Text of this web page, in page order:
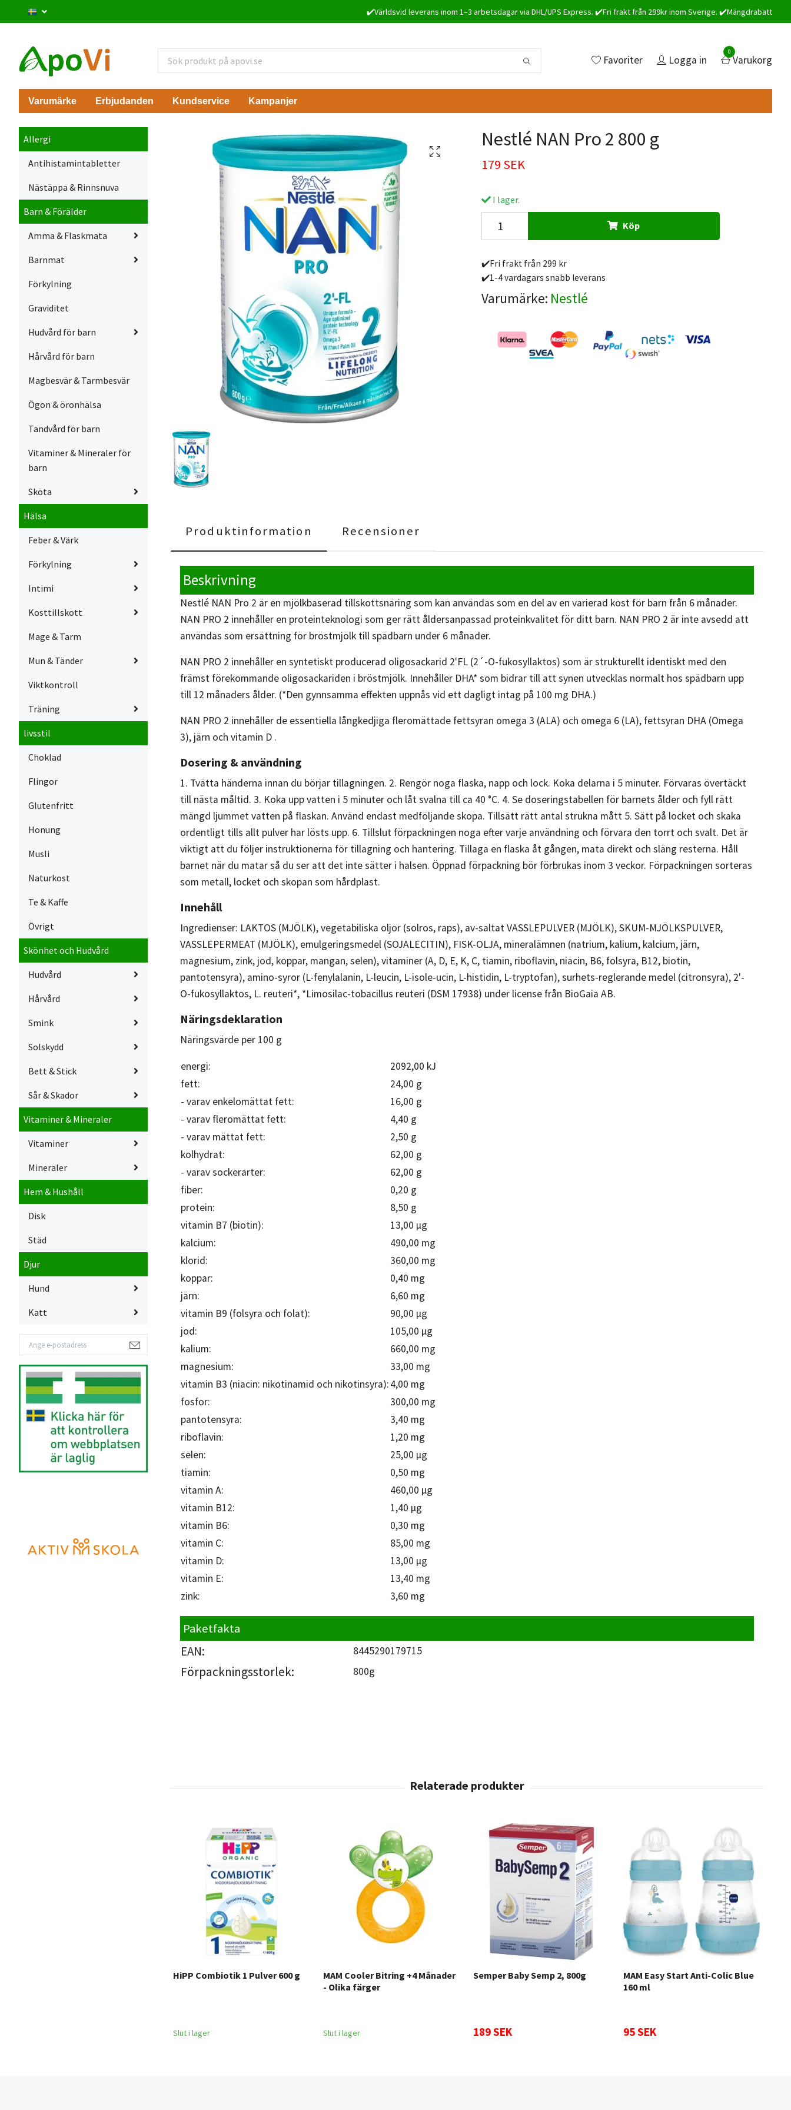
✔️Världsvid leverans inom 1–3 arbetsdagar via DHL/UPS Express. ✔️Fri frakt från 299kr inom Sverige. ✔️Mängdrabatt
Favoriter Logga in
0
Varukorg
Varumärke Erbjudanden Kundservice Kampanjer
Allergi
Antihistamintabletter
Nästäppa & Rinnsnuva
Barn & Förälder
Amma & Flaskmata
Barnmat
Förkylning
Graviditet
Hudvård för barn
Hårvård för barn
Magbesvär & Tarmbesvär
Ögon & öronhälsa
Tandvård för barn
Vitaminer & Mineraler för
barn
Sköta
Hälsa
Feber & Värk
Förkylning
Intimi
Kosttillskott
Mage & Tarm
Mun & Tänder
Viktkontroll
Träning
livsstil
Choklad
Flingor
Glutenfritt
Honung
Musli
Naturkost
Te & Kaffe
Övrigt
Skönhet och Hudvård
Hudvård
Hårvård
Smink
Solskydd
Bett & Stick
Sår & Skador
Vitaminer & Mineraler
Vitaminer
Mineraler
Hem & Hushåll
Disk
Städ
Djur
Hund
Katt
Nestlé NAN Pro 2 800 g
179 SEK
I lager.
Köp
✔️Fri frakt från 299 kr
✔️1-4 vardagars snabb leverans
Varumärke: Nestlé
Produktinformation Recensioner
Beskrivning
Nestlé NAN Pro 2 är en mjölkbaserad tillskottsnäring som kan användas som en del av en varierad kost för barn från 6 månader.
NAN PRO 2 innehåller en proteinteknologi som ger rätt åldersanpassad proteinkvalitet för ditt barn. NAN PRO 2 är inte avsedd att
användas som ersättning för bröstmjölk till spädbarn under 6 månader.
NAN PRO 2 innehåller en syntetiskt producerad oligosackarid 2'FL (2´-O-fukosyllaktos) som är strukturellt identiskt med den
främst förekommande oligosackariden i bröstmjölk. Innehåller DHA* som bidrar till att synen utvecklas normalt hos spädbarn upp
till 12 månaders ålder. (*Den gynnsamma effekten uppnås vid ett dagligt intag på 100 mg DHA.)
NAN PRO 2 innehåller de essentiella långkedjiga fleromättade fettsyran omega 3 (ALA) och omega 6 (LA), fettsyran DHA (Omega
3), järn och vitamin D .
Dosering & användning
1. Tvätta händerna innan du börjar tillagningen. 2. Rengör noga flaska, napp och lock. Koka delarna i 5 minuter. Förvaras övertäckt
till nästa måltid. 3. Koka upp vatten i 5 minuter och låt svalna till ca 40 °C. 4. Se doseringstabellen för barnets ålder och fyll rätt
mängd ljummet vatten på flaskan. Använd endast medföljande skopa. Tillsätt rätt antal strukna mått 5. Sätt på locket och skaka
ordentligt tills allt pulver har lösts upp. 6. Tillslut förpackningen noga efter varje användning och förvara den torrt och svalt. Det är
viktigt att du följer instruktionerna för tillagning och hantering. Tillaga en flaska åt gången, mata direkt och släng resterna. Håll
barnet när du matar så du ser att det inte sätter i halsen. Öppnad förpackning bör förbrukas inom 3 veckor. Förpackningen sorteras
som metall, locket och skopan som hårdplast.
Innehåll
Ingredienser: LAKTOS (MJÖLK), vegetabiliska oljor (solros, raps), av-saltat VASSLEPULVER (MJÖLK), SKUM-MJÖLKSPULVER,
VASSLEPERMEAT (MJÖLK), emulgeringsmedel (SOJALECITIN), FISK-OLJA, mineralämnen (natrium, kalium, kalcium, järn,
magnesium, zink, jod, koppar, mangan, selen), vitaminer (A, D, E, K, C, tiamin, riboflavin, niacin, B6, folsyra, B12, biotin,
pantotensyra), amino-syror (L-fenylalanin, L-leucin, L-isole-ucin, L-histidin, L-tryptofan), surhets-reglerande medel (citronsyra), 2'-
O-fukosyllaktos, L. reuteri*, *Limosilac-tobacillus reuteri (DSM 17938) under license från BioGaia AB.
Näringsdeklaration
Näringsvärde per 100 g
energi:
2092,00 kJ
fett:
24,00 g
- varav enkelomättat fett:
16,00 g
- varav fleromättat fett:
4,40 g
- varav mättat fett:
2,50 g
kolhydrat:
62,00 g
- varav sockerarter:
62,00 g
fiber:
0,20 g
protein:
8,50 g
vitamin B7 (biotin):
13,00 µg
kalcium:
490,00 mg
klorid:
360,00 mg
koppar:
0,40 mg
järn:
6,60 mg
vitamin B9 (folsyra och folat):
90,00 µg
jod:
105,00 µg
kalium:
660,00 mg
magnesium:
33,00 mg
vitamin B3 (niacin: nikotinamid och nikotinsyra):4,00 mg
fosfor:
300,00 mg
pantotensyra:
3,40 mg
riboflavin:
1,20 mg
selen:
25,00 µg
tiamin:
0,50 mg
vitamin A:
460,00 µg
vitamin B12:
1,40 µg
vitamin B6:
0,30 mg
vitamin C:
85,00 mg
vitamin D:
13,00 µg
vitamin E:
13,40 mg
zink:
3,60 mg
Paketfakta
EAN: 8445290179715
Förpackningsstorlek: 800g
HiPP Combiotik 1 Pulver 600 g
Slut i lager
MAM Cooler Bitring +4 Månader
- Olika färger
Slut i lager
Semper Baby Semp 2, 800g
189 SEK
MAM Easy Start Anti-Colic Blue
160 ml
95 SEK